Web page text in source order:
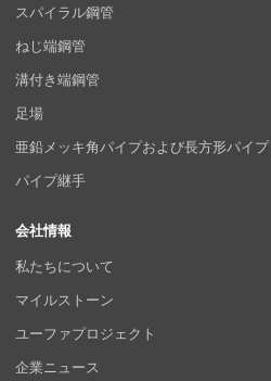
スパイラル鋼管
ねじ端鋼管
溝付き端鋼管
足場
亜鉛メッキ角パイプおよび長方形パイプ
パイプ継手
会社情報
私たちについて
マイルストーン
ユーファプロジェクト
企業ニュース